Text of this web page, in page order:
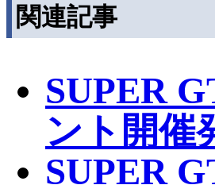
関連記事
SUPER
ント開催
SUPER